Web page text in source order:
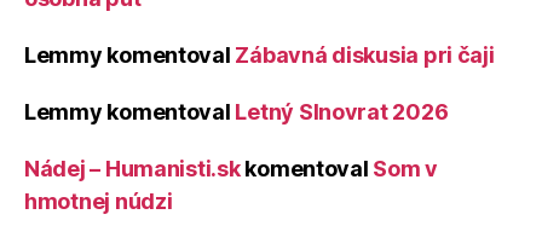
Lemmy komentoval Zábavná diskusia pri čaji
Lemmy komentoval Letný Slnovrat 2026
Nádej – Humanisti.skkomentoval Som v
hmotnej núdzi